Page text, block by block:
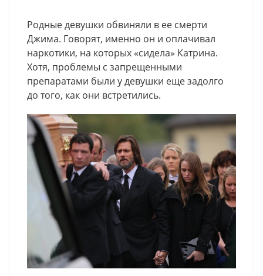
Родные девушки обвиняли в ее смерти
Джима. Говорят, именно он и оплачивал
наркотики, на которых «сидела» Катрина.
Хотя, проблемы с запрещенными
препаратами были у девушки еще задолго
до того, как они встретились.